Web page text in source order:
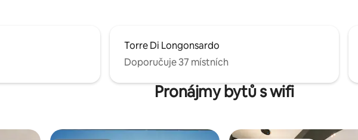
Torre Di Longonsardo
Doporučuje 37 místních
Pronájmy bytů s wifi